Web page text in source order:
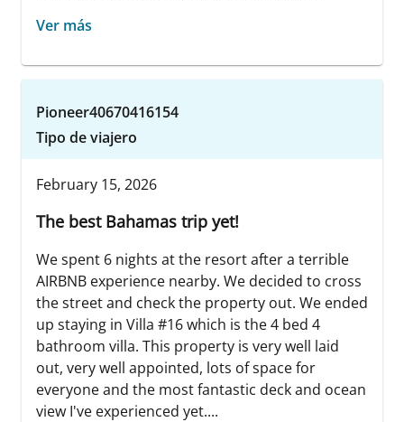
Ver más
Pioneer40670416154
Tipo de viajero
February 15, 2026
The best Bahamas trip yet!
We spent 6 nights at the resort after a terrible
AIRBNB experience nearby. We decided to cross
the street and check the property out. We ended
up staying in Villa #16 which is the 4 bed 4
bathroom villa. This property is very well laid
out, very well appointed, lots of space for
everyone and the most fantastic deck and ocean
view I've experienced yet....